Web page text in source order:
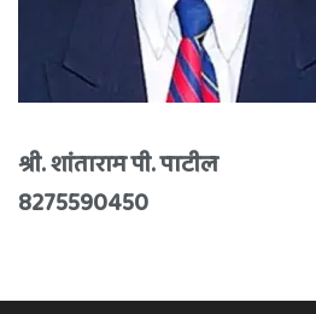
श्री. शांताराम पी. पाटील
8275590450